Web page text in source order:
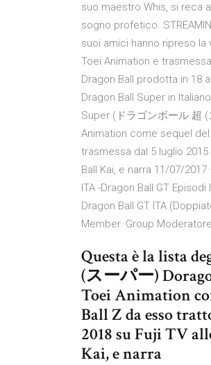
suo maestro Whis, si reca
sogno profetico.
suoi amici hanno ripreso
Toei Animation e
Dragon Ball prodotta in 18
Dragon Ball Super in
Super (ドラゴンボール 超
Animation come sequel
trasmessa dal 5 luglio
Ball Kai, e narra 11/07/2017
ITA -Dragon Ball GT
Dragon Ball GT ITA
Member. Group
Questa è la lista
(スーパー)
Toei Animation
Ball Z da esso
2018 su Fuji TV
Kai, e narra